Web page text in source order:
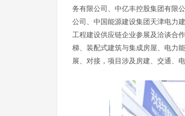
务有限公司、中亿丰控股集团有限
公司、中国能源建设集团天津电力
工程建设供应链企业参展及洽谈合
梯、装配式建筑与集成房屋、电力
展、对接，项目涉及房建、交通、